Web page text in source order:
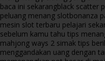
baca ini sekarangblack scatter
peluang menang slotbonanza
mesin slot terbaru pelajari
sebelum kamu tahu tips
mahjong ways 2 simak tips
menggandakan uang dengan